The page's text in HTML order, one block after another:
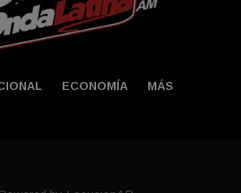
ECONOMÍA MÁS